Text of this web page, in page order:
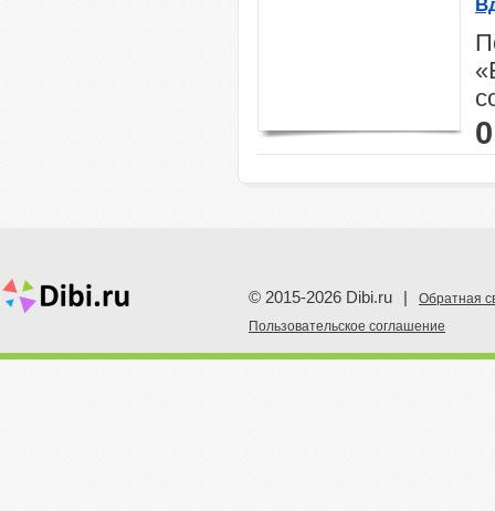
0
© 2015-2026 Dibi.ru
Обратная
Пoльзовательское соглашение